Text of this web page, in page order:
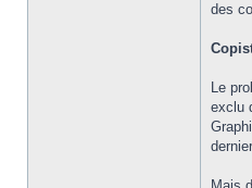
des
Le
exclu